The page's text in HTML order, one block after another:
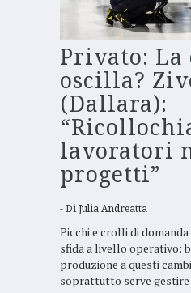
Privato: La
oscilla?
(Dallara):
lavoratori
progetti”
Di Julia Andreatta
Picchi e crolli di
sfida a livello operativo:
produzione a questi
soprattutto serve